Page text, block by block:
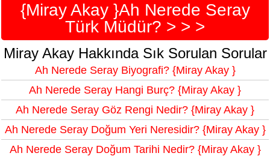
{Miray Akay }Ah Nerede Seray
Türk Müdür? > > >
Miray Akay Hakkında Sık Sorulan Sorular
Ah Nerede Seray Biyografi? {Miray Akay }
Ah Nerede Seray Hangi Burç? {Miray Akay }
Ah Nerede Seray Göz Rengi Nedir? {Miray Akay }
Ah Nerede Seray Doğum Yeri Neresidir? {Miray Akay }
Ah Nerede Seray Doğum Tarihi Nedir? {Miray Akay }